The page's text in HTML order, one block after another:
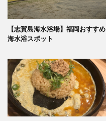
【志賀島海水浴場】福岡おすすめ
海水浴スポット